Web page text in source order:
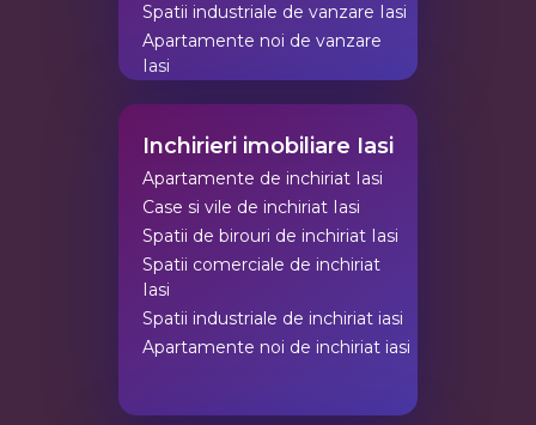
Spatii industriale de vanzare Iasi
Apartamente noi de vanzare
Iasi
Inchirieri imobiliare Iasi
Apartamente de inchiriat Iasi
Case si vile de inchiriat Iasi
Spatii de birouri de inchiriat Iasi
Spatii comerciale de inchiriat
Iasi
Spatii industriale de inchiriat iasi
Apartamente noi de inchiriat iasi